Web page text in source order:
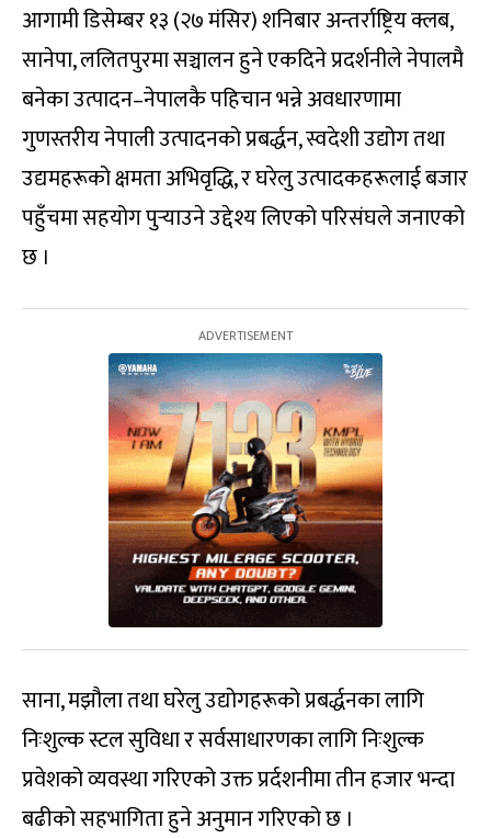
आगामी डिसेम्बर १३ (२७ मंसिर) शनिबार अन्तर्राष्ट्रिय क्लब,
सानेपा, ललितपुरमा सञ्चालन हुने एकदिने प्रदर्शनीले नेपालमै
बनेका उत्पादन–नेपालकै पहिचान भन्ने अवधारणामा
गुणस्तरीय नेपाली उत्पादनको प्रबर्द्धन, स्वदेशी उद्योग तथा
उद्यमहरूको क्षमता अभिवृद्धि, र घरेलु उत्पादकहरूलाई बजार
पहुँचमा सहयोग पुर्‍याउने उद्देश्य लिएको परिसंघले जनाएको
छ ।
साना, मझौला तथा घरेलु उद्योगहरूको प्रबर्द्धनका लागि
निःशुल्क स्टल सुविधा र सर्वसाधारणका लागि निःशुल्क
प्रवेशको व्यवस्था गरिएको उक्त प्रर्दशनीमा तीन हजार भन्दा
बढीको सहभागिता हुने अनुमान गरिएको छ ।